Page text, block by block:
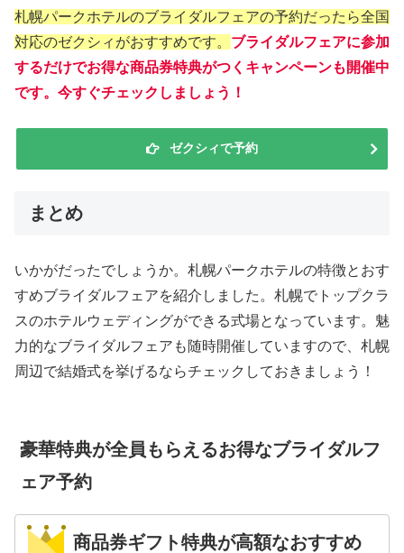
札幌パークホテルのブライダルフェアの予約だったら全国
対応のゼクシィがおすすめです。 ブライダルフェアに参加
するだけでお得な商品券特典がつくキャンペーンも開催中
です。今すぐチェックしましょう！
ゼクシィで予約
まとめ
いかがだったでしょうか。札幌パークホテルの特徴とおす
すめブライダルフェアを紹介しました。札幌でトップクラ
スのホテルウェディングができる式場となっています。魅
力的なブライダルフェアも随時開催していますので、札幌
周辺で結婚式を挙げるならチェックしておきましょう！
豪華特典が全員もらえるお得なブライダルフ
ェア予約
商品券ギフト特典が高額なおすすめ